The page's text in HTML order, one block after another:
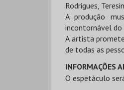
Rodrigues,
A produção
incontornável do
A artista
de todas as
INFORMAÇÕES
O espetáculo